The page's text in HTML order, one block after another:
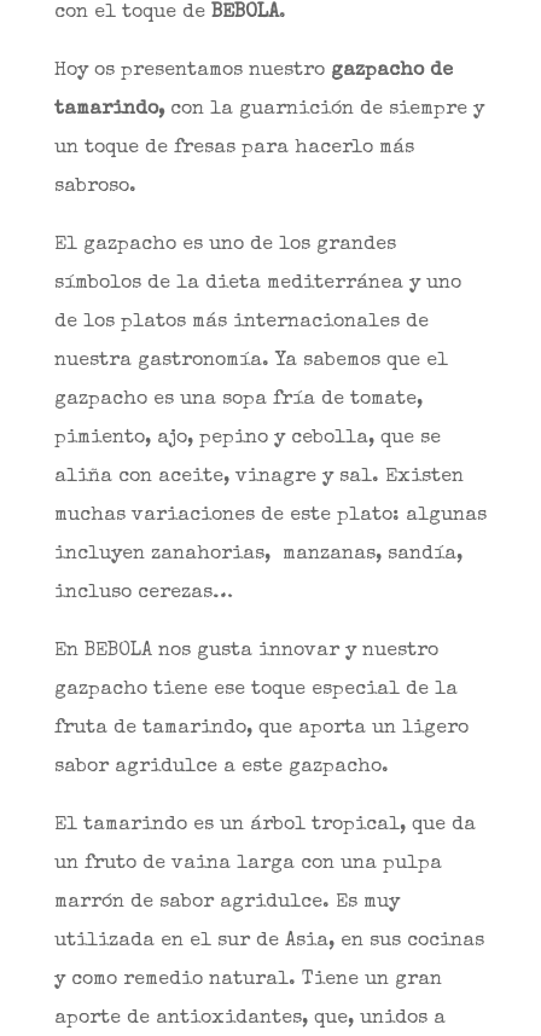
con el toque de BEBOLA.
Hoy os presentamos nuestro gazpacho de
tamarindo,con la guarnición de siempre y
un toque de fresas para hacerlo más
sabroso.
El gazpacho es uno de los grandes
símbolos de la dieta mediterránea y uno
de los platos más internacionales de
nuestra gastronomía. Ya sabemos que el
gazpacho es una sopa fría de tomate,
pimiento, ajo, pepino y cebolla, que se
aliña con aceite, vinagre y sal. Existen
muchas variaciones de este plato: algunas
incluyen zanahorias, manzanas, sandía,
incluso cerezas…
En BEBOLA nos gusta innovar y nuestro
gazpacho tiene ese toque especial de la
fruta de tamarindo, que aporta un ligero
sabor agridulce a este gazpacho.
El tamarindo es un árbol tropical, que da
un fruto de vaina larga con una pulpa
marrón de sabor agridulce. Es muy
utilizada en el sur de Asia, en sus cocinas
y como remedio natural. Tiene un gran
aporte de antioxidantes, que, unidos a